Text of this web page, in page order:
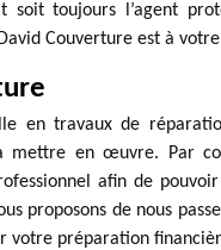
toujours l’agent
Couverture est à
en travaux de
mettre en œuvre. Par
afin de
proposons de nous
votre préparation